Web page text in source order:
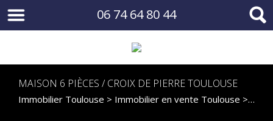
06 74 64 80 44
MAISON 6 PIÈCES / CROIX DE PIERRE TOULOUSE
Immobilier Toulouse > Immobilier en vente Toulouse >